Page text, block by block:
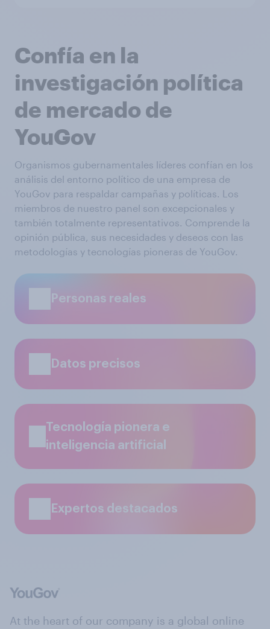
Confía en la
investigación política
de mercado de
YouGov
Organismos gubernamentales líderes confían en los
análisis del entorno político de una empresa de
YouGov para respaldar campañas y políticas. Los
miembros de nuestro panel son excepcionales y
también totalmente representativos. Comprende la
opinión pública, sus necesidades y deseos con las
metodologías y tecnologías pioneras de YouGov.
Personas reales
Datos precisos
Tecnología pionera e
inteligencia artificial
Expertos destacados
At the heart of our company is a global online